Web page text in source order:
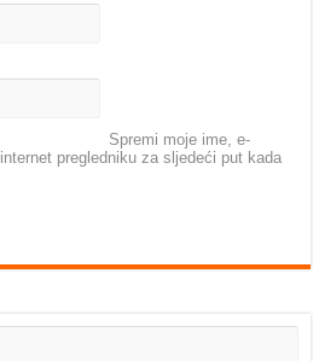
Spremi moje ime, e-
pregledniku za sljedeći put kada